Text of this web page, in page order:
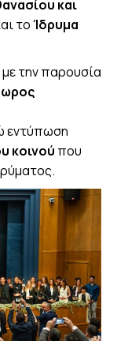
και
τοΊδρυμα
την παρουσία
εντύπωση
κοινού που